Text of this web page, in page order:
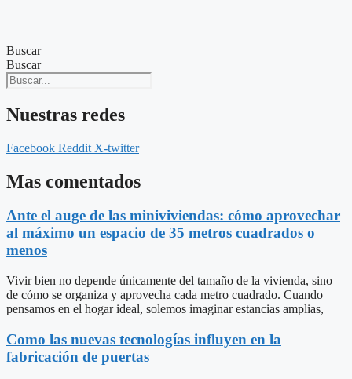
Buscar
Buscar
Nuestras redes
Facebook Reddit X-twitter
Mas comentados
Ante el auge de las miniviviendas: cómo aprovechar
al máximo un espacio de 35 metros cuadrados o
menos
Vivir bien no depende únicamente del tamaño de la vivienda, sino
de cómo se organiza y aprovecha cada metro cuadrado. Cuando
pensamos en el hogar ideal, solemos imaginar estancias amplias,
Como las nuevas tecnologías influyen en la
fabricación de puertas